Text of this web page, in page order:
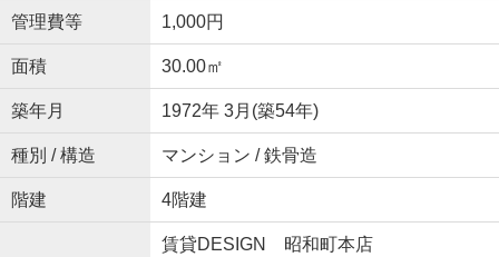
管理費等 1,000円
面積 30.00㎡
築年月 1972年 3月(築54年)
種別 / 構造 マンション / 鉄骨造
階建 4階建
賃貸DESIGN 昭和町本店